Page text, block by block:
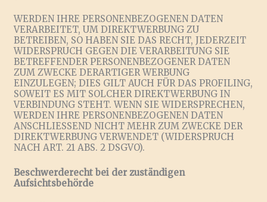
WERDEN IHRE PERSONENBEZOGENEN DATEN
VERARBEITET, UM DIREKTWERBUNG ZU
BETREIBEN, SO HABEN SIE DAS RECHT, JEDERZEIT
WIDERSPRUCH GEGEN DIE VERARBEITUNG SIE
BETREFFENDER PERSONENBEZOGENER DATEN
ZUM ZWECKE DERARTIGER WERBUNG
EINZULEGEN; DIES GILT AUCH FÜR DAS PROFILING,
SOWEIT ES MIT SOLCHER DIREKTWERBUNG IN
VERBINDUNG STEHT. WENN SIE WIDERSPRECHEN,
WERDEN IHRE PERSONENBEZOGENEN DATEN
ANSCHLIESSEND NICHT MEHR ZUM ZWECKE DER
DIREKTWERBUNG VERWENDET (WIDERSPRUCH
NACH ART. 21 ABS. 2 DSGVO).
Beschwerderecht bei der zuständigen
Aufsichtsbehörde